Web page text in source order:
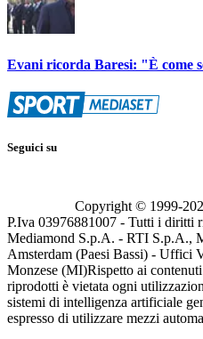
Evani ricorda Baresi: "È come
Seguici su
Copyright © 1999-
P.Iva 03976881007 - Tutti i diritti
Mediamond S.p.A. - RTI S.p.A.,
Amsterdam (Paesi Bassi) - Uffici
Monzese (MI)Rispetto ai
riprodotti è vietata ogni
sistemi di intelligenza artificiale
espresso di utilizzare mezzi